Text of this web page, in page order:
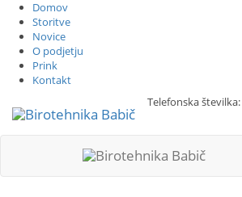
Domov
Storitve
Novice
O podjetju
Prink
Kontakt
Telefonska številka: